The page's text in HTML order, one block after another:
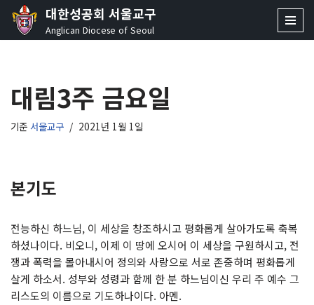
콘
로
건
너
대한성공회 서울교구
Anglican Diocese of Seoul
대림3주 금요일
기준 서울교구 2021년 1월 1일
본기도
전능하신 하느님, 이 세상을 창조하시고 평화롭게 살아가도록 축복
하셨나이다. 비오니, 이제 이 땅에 오시어 이 세상을 구원하시고, 전
쟁과 폭력을 몰아내시어 정의와 사랑으로 서로 존중하며 평화롭게
살게 하소서. 성부와 성령과 함께 한 분 하느님이신 우리 주 예수 그
리스도의 이름으로 기도하나이다. 아멘.